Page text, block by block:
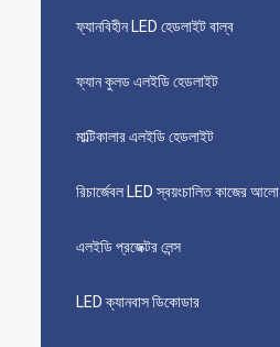
ফ্যানবিহীন LED হেডলাইট বাল্ব
ফ্যান কুলড এলইডি হেডলাইট
মাল্টিকালার এলইডি হেডলাইট
রিচার্জেবল LED স্বয়ংচালিত কাজের আলো
এলইডি প্রজেক্টর লেন্স
LED ক্যানবাস ডিকোডার